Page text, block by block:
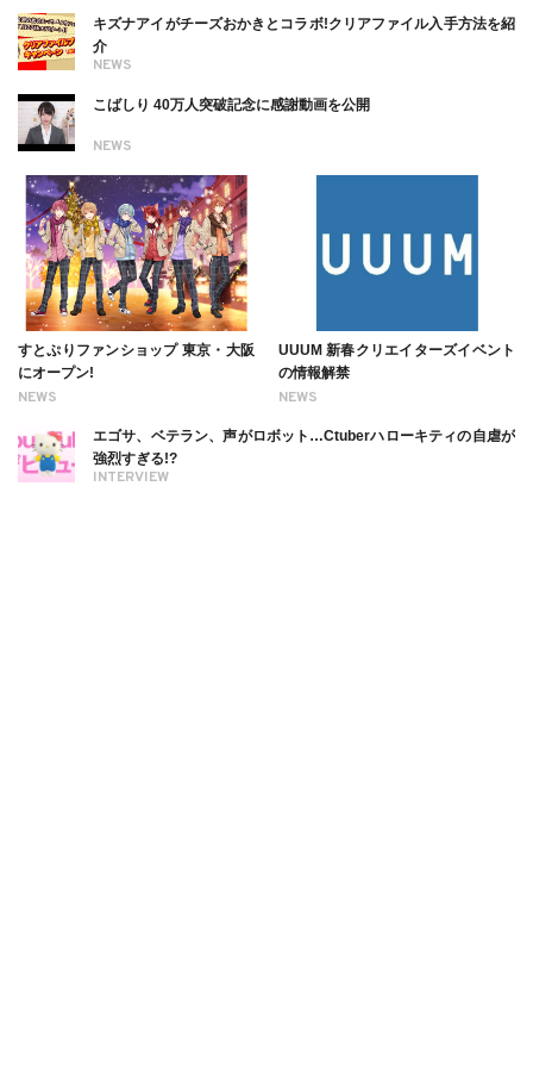
NEWS
キズナアイがチーズおかきとコラボ!クリアファイル入手方法を紹
介
NEWS
こばしり 40万人突破記念に感謝動画を公開
NEWS
すとぷりファンショップ 東京・大阪
にオープン!
NEWS
UUUM 新春クリエイターズイベント
の情報解禁
INTERVIEW
エゴサ、ベテラン、声がロボット…Ctuberハローキティの自虐が
強烈すぎる!?